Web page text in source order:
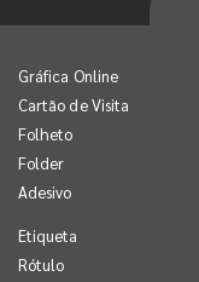
Gráfica Online
Cartão de Visita
Folheto
Folder
Adesivo
Etiqueta
Rótulo